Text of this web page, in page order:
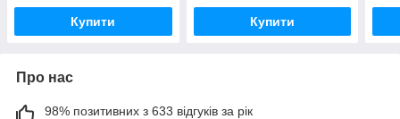
Купити Купити
Про нас
98% позитивних з 633 відгуків за рік